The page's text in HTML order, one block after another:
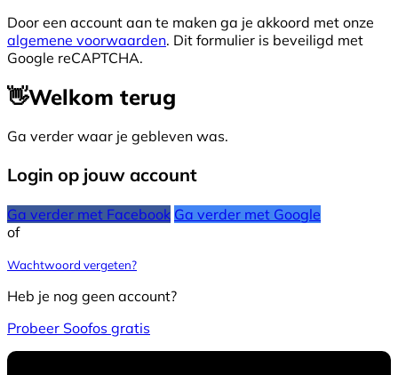
Door een account aan te maken ga je akkoord met onze
algemene voorwaarden. Dit formulier is beveiligd met
Google reCAPTCHA.
👋Welkom terug
Ga verder waar je gebleven was.
Login op jouw account
Ga verder met Facebook Ga verder met Google
of
Wachtwoord vergeten?
Heb je nog geen account?
Probeer Soofos gratis